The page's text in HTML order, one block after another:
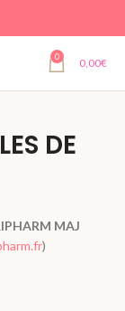
0 0,00€
DE
MAJ
)